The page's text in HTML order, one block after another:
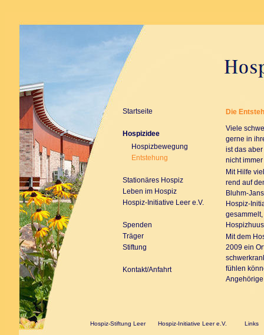
Startseite
Hospizidee
Hospizbewegung
Entstehung
Stationäres Hospiz
Leben im Hospiz
Hospiz-Initiative Leer e.V.
Spenden
Träger
Stiftung
Kontakt/Anfahrt
Die
Viele
gerne in
ist das
nicht
Mit Hilfe
rend auf
Bluhm-
Hospiz-
Mit dem
2009 ein
fühlen
Hospiz-Stiftung Leer Hospiz-Initiative Leer e.V. Links